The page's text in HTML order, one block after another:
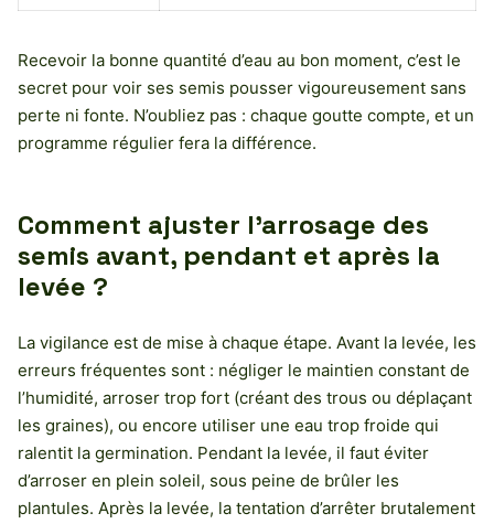
Recevoir la bonne quantité d’eau au bon moment, c’est le
secret pour voir ses semis pousser vigoureusement sans
perte ni fonte. N’oubliez pas : chaque goutte compte, et un
programme régulier fera la différence.
Comment ajuster l’arrosage des
semis avant, pendant et après la
levée ?
La vigilance est de mise à chaque étape. Avant la levée, les
erreurs fréquentes sont : négliger le maintien constant de
l’humidité, arroser trop fort (créant des trous ou déplaçant
les graines), ou encore utiliser une eau trop froide qui
ralentit la germination. Pendant la levée, il faut éviter
d’arroser en plein soleil, sous peine de brûler les
plantules. Après la levée, la tentation d’arrêter brutalement